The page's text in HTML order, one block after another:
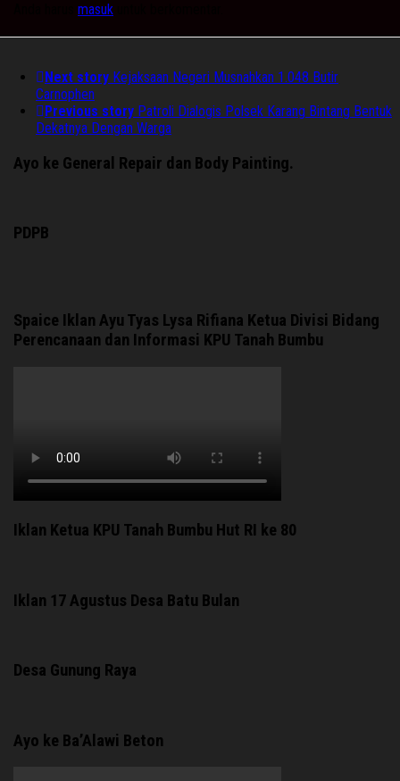
masuk
Next story Kejaksaan Negeri Musnahkan 1.048 Butir
Carnophen
Previous story Patroli Dialogis Polsek Karang Bintang Bentuk
Dekatnya Dengan Warga
Ayo ke General Repair dan Body Painting.
PDPB
Spaice Iklan Ayu Tyas Lysa Rifiana Ketua Divisi Bidang
Perencanaan dan Informasi KPU Tanah Bumbu
Iklan Ketua KPU Tanah Bumbu Hut RI ke 80
Iklan 17 Agustus Desa Batu Bulan
Desa Gunung Raya
Ayo ke Ba’Alawi Beton